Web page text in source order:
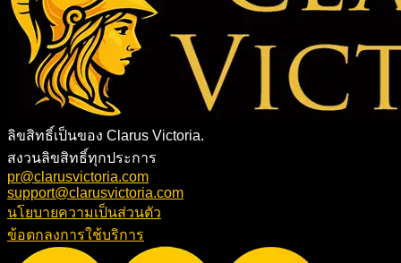
ลิขสิทธิ์เป็นของ Clarus Victoria.
สงวนลิขสิทธิ์ทุกประการ
pr@clarusvictoria.com
support@clarusvictoria.com
นโยบายความเป็นส่วนตัว
ข้อตกลงการใช้บริการ